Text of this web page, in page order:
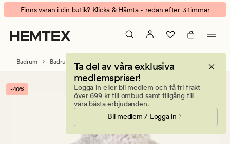
Curly
wool
värmeflaska
beige
Animerad
banner.
Klicka
på
att
pausa.
Finns varan i din butik? Klicka & Hämta - redan efter 3 timmar
Ta del av våra exklusiva
medlemspriser!
Logga in eller bli medlem och få fri frakt
över 699 kr till ombud samt tillgång till
våra bästa erbjudanden.
Bli medlem / Logga in
Badrum Badrumstillbehör
-40%